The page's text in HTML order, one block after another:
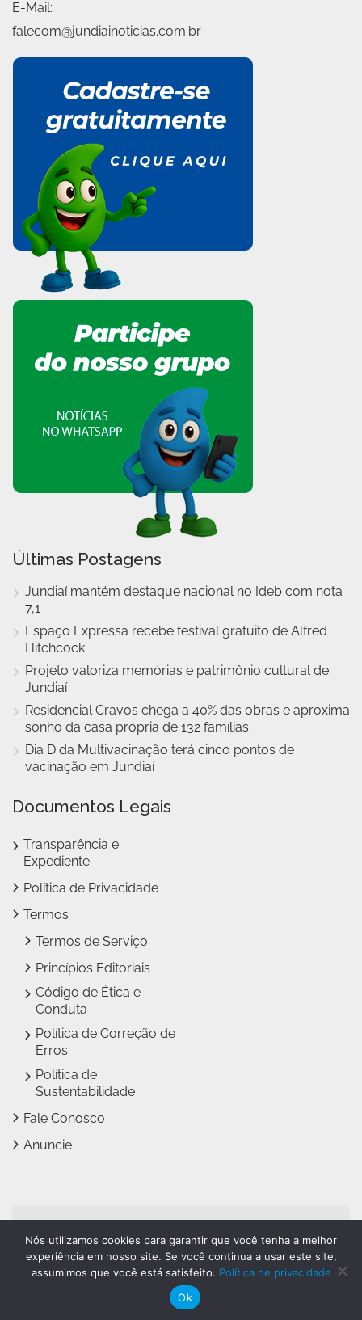
E-Mail:
falecom@jundiainoticias.com.br
Últimas Postagens
Jundiaí mantém destaque nacional no Ideb com nota
7,1
Espaço Expressa recebe festival gratuito de Alfred
Hitchcock
Projeto valoriza memórias e patrimônio cultural de
Jundiaí
Residencial Cravos chega a 40% das obras e aproxima
sonho da casa própria de 132 famílias
Dia D da Multivacinação terá cinco pontos de
vacinação em Jundiaí
Documentos Legais
Transparência e
Expediente
Política de Privacidade
Termos
Termos de Serviço
Princípios Editoriais
Código de Ética e
Conduta
Política de Correção de
Erros
Política de
Sustentabilidade
Fale Conosco
Anuncie
Jundiaí Notícias faz parte
doGrupo Novo Dia
Nós utilizamos cookies para garantir que você tenha a melhor
experiência em nosso site. Se você continua a usar este site,
assumimos que você está satisfeito. Política de privacidade
Ok